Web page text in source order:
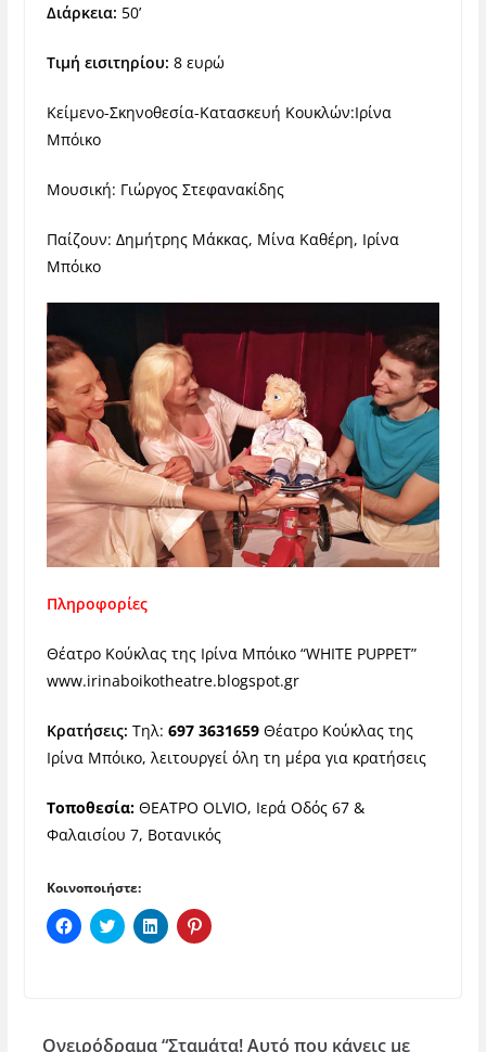
Διάρκεια: 50’
Τιμή εισιτηρίου: 8 ευρώ
Κείμενο-Σκηνοθεσία-Κατασκευή Κουκλών:Ιρίνα
Μπόικο
Μουσική: Γιώργος Στεφανακίδης
Παίζουν: Δημήτρης Μάκκας, Μίνα Καθέρη, Ιρίνα
Μπόικο
Πληροφορίες
Θέατρο Κούκλας της Ιρίνα Μπόικο “WHITE PUPPET”
www.irinaboikotheatre.blogspot.gr
Κρατήσεις: Τηλ: 697 3631659 Θέατρο Κούκλας της
Ιρίνα Μπόικο, λειτουργεί όλη τη μέρα για κρατήσεις
Τοποθεσία: ΘΕΑΤΡΟ OLVIO, Ιερά Οδός 67 &
Φαλαισίου 7, Βοτανικός
Κοινοποιήστε:
Π
α
Κ
λ
Κ
λ
ο
Κ
λ
Ονειρόδραμα “Σταμάτα! Αυτό που κάνεις με